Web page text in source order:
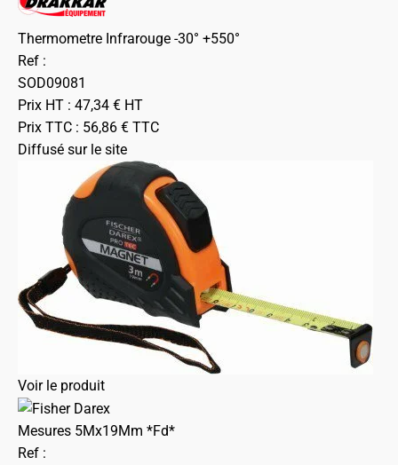
Thermometre Infrarouge -30° +550°
Ref :
SOD09081
Prix HT : 47,34 € HT
Prix TTC : 56,86 € TTC
Diffusé sur le site
Voir le produit
Mesures 5Mx19Mm *Fd*
Ref :